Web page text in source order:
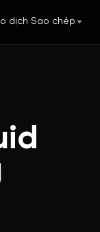
dịch Sao chép